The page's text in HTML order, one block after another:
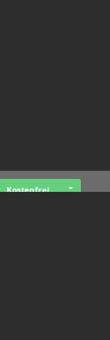
Kostenfrei